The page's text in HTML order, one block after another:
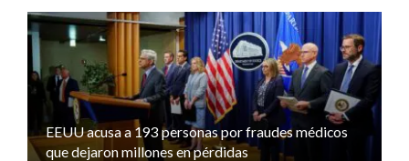
EEUU acusa a 193 personas por fraudes médicos
que dejaron millones en pérdidas